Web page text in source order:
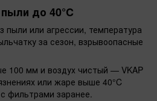
до 40°C
пыли или агрессии, температура
за сезон, взрывоопасные
100 мм и воздух чистый — VKAP
или жаре выше 40°C
фильтрами заранее.